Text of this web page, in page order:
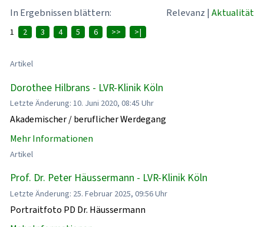
In Ergebnissen blättern:
Relevanz | Aktualität
1 2 3 4 5 6 >> >|
Artikel
Dorothee Hilbrans - LVR-Klinik Köln
Letzte Änderung: 10. Juni 2020, 08:45 Uhr
Akademischer / beruflicher Werdegang
Mehr Informationen
Artikel
Prof. Dr. Peter Häussermann - LVR-Klinik Köln
Letzte Änderung: 25. Februar 2025, 09:56 Uhr
Portraitfoto PD Dr. Häussermann